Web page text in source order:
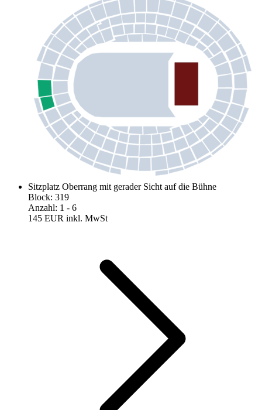
Sitzplatz Oberrang mit gerader Sicht auf die Bühne
Block: 319
Anzahl: 1 - 6
145 EUR inkl. MwSt